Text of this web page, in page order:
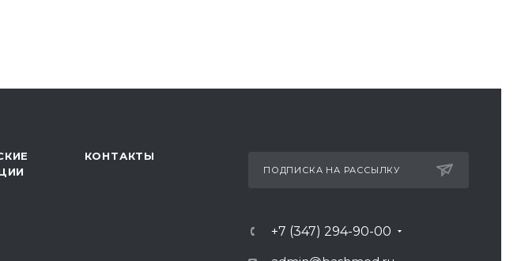
КОНТАКТЫ
ПОДПИСКА НА РАССЫЛКУ
+7 (347) 294-90-00